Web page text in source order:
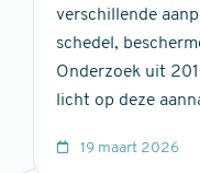
verschillende
schedel,
Onderzoek uit
licht op deze
19 maart 2026